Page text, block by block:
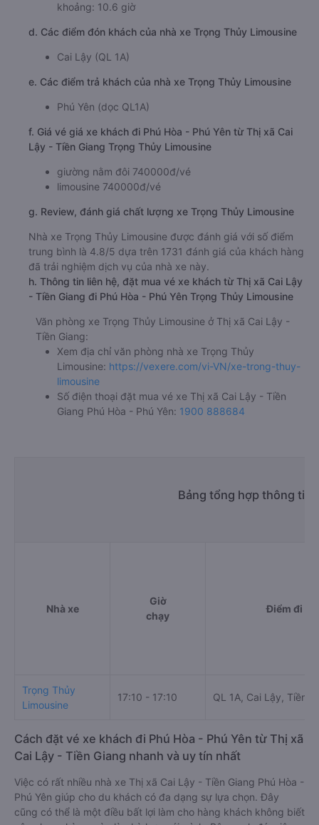
khoảng: 10.6 giờ
d. Các điểm đón khách của nhà xe Trọng Thủy Limousine
Cai Lậy (QL 1A)
e. Các điểm trả khách của nhà xe Trọng Thủy Limousine
Phú Yên (dọc QL1A)
f. Giá vé giá xe khách đi Phú Hòa - Phú Yên từ Thị xã Cai
Lậy - Tiền Giang Trọng Thủy Limousine
giường nằm đôi 740000đ/vé
limousine 740000đ/vé
g. Review, đánh giá chất lượng xe Trọng Thủy Limousine
Nhà xe Trọng Thủy Limousine được đánh giá với số điểm
trung bình là 4.8/5 dựa trên 1731 đánh giá của khách hàng
đã trải nghiệm dịch vụ của nhà xe này.
h. Thông tin liên hệ, đặt mua vé xe khách từ Thị xã Cai Lậy
- Tiền Giang đi Phú Hòa - Phú Yên Trọng Thủy Limousine
Văn phòng xe Trọng Thủy Limousine ở Thị xã Cai Lậy -
Tiền Giang:
Xem địa chỉ văn phòng nhà xe Trọng Thủy
Limousine: https://vexere.com/vi-VN/xe-trong-thuy-
limousine
Số điện thoại đặt mua vé xe Thị xã Cai Lậy - Tiền
Giang Phú Hòa - Phú Yên: 1900 888684
Bảng tổng hợp thông tin
Nhà xe
Giờ
chạy
Điểm đi
Trọng Thủy
Limousine
17:10 - 17:10 QL 1A, Cai Lậy, Tiền
Cách đặt vé xe khách đi Phú Hòa - Phú Yên từ Thị xã
Cai Lậy - Tiền Giang nhanh và uy tín nhất
Việc có rất nhiều nhà xe Thị xã Cai Lậy - Tiền Giang Phú Hòa -
Phú Yên giúp cho du khách có đa dạng sự lựa chọn. Đây
cũng có thể là một điều bất lợi làm cho hàng khách không biết